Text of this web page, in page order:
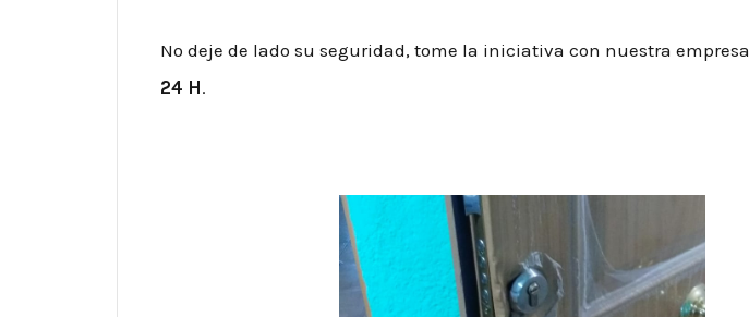
No deje de lado su seguridad, tome la iniciativa con nuestra empresa
24 H.